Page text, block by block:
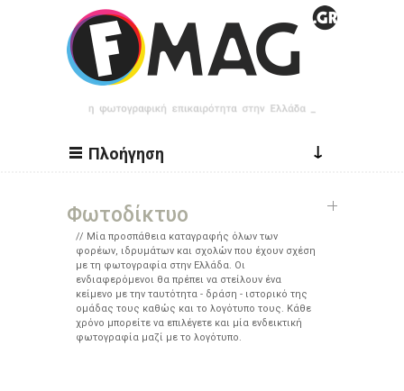
Παράκαμψη προς το κυρίως περιεχόμενο
Πλοήγηση ↓
Φωτοδίκτυο
Μία προσπάθεια καταγραφής όλων των
φορέων, ιδρυμάτων και σχολών που έχουν σχέση
με τη φωτογραφία στην Ελλάδα. Οι
ενδιαφερόμενοι θα πρέπει να στείλουν ένα
κείμενο με την ταυτότητα - δράση - ιστορικό της
ομάδας τους καθώς και το λογότυπο τους. Κάθε
χρόνο μπορείτε να επιλέγετε και μία ενδεικτική
φωτογραφία μαζί με το λογότυπο.